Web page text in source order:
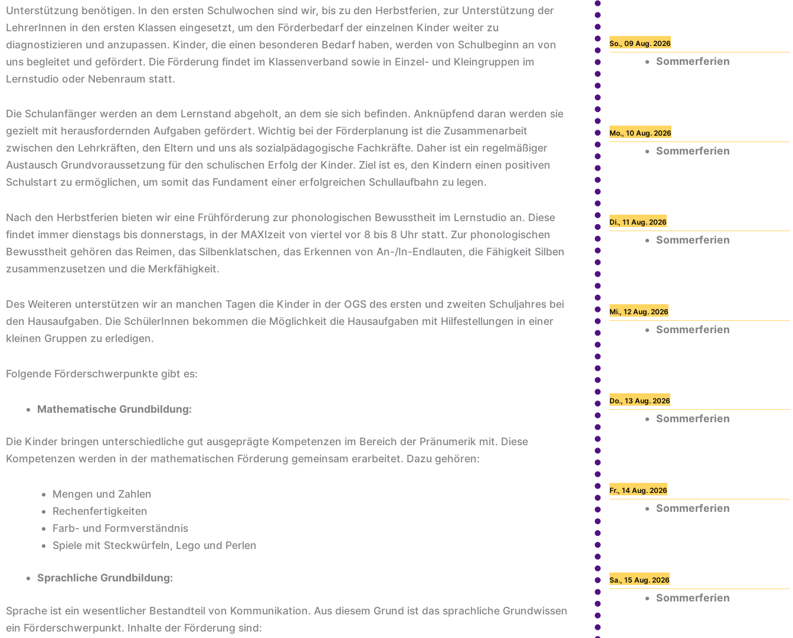
Unterstützung benötigen. In den ersten Schulwochen sind wir, bis zu den Herbstferien, zur Unterstützung der
LehrerInnen in den ersten Klassen eingesetzt, um den Förderbedarf der einzelnen Kinder weiter zu
diagnostizieren und anzupassen. Kinder, die einen besonderen Bedarf haben, werden von Schulbeginn an von
uns begleitet und gefördert. Die Förderung findet im Klassenverband sowie in Einzel- und Kleingruppen im
Lernstudio oder Nebenraum statt.
Die Schulanfänger werden an dem Lernstand abgeholt, an dem sie sich befinden. Anknüpfend daran werden sie
gezielt mit herausfordernden Aufgaben gefördert. Wichtig bei der Förderplanung ist die Zusammenarbeit
zwischen den Lehrkräften, den Eltern und uns als sozialpädagogische Fachkräfte. Daher ist ein regelmäßiger
Austausch Grundvoraussetzung für den schulischen Erfolg der Kinder. Ziel ist es, den Kindern einen positiven
Schulstart zu ermöglichen, um somit das Fundament einer erfolgreichen Schullaufbahn zu legen.
Nach den Herbstferien bieten wir eine Frühförderung zur phonologischen Bewusstheit im Lernstudio an. Diese
findet immer dienstags bis donnerstags, in der MAXIzeit von viertel vor 8 bis 8 Uhr statt. Zur phonologischen
Bewusstheit gehören das Reimen, das Silbenklatschen, das Erkennen von An-/In-Endlauten, die Fähigkeit Silben
zusammenzusetzen und die Merkfähigkeit.
Des Weiteren unterstützen wir an manchen Tagen die Kinder in der OGS des ersten und zweiten Schuljahres bei
den Hausaufgaben. Die SchülerInnen bekommen die Möglichkeit die Hausaufgaben mit Hilfestellungen in einer
kleinen Gruppen zu erledigen.
Folgende Förderschwerpunkte gibt es:
Mathematische Grundbildung:
Die Kinder bringen unterschiedliche gut ausgeprägte Kompetenzen im Bereich der Pränumerik mit. Diese
Kompetenzen werden in der mathematischen Förderung gemeinsam erarbeitet. Dazu gehören:
Mengen und Zahlen
Rechenfertigkeiten
Farb- und Formverständnis
Spiele mit Steckwürfeln, Lego und Perlen
Sprachliche Grundbildung:
Sprache ist ein wesentlicher Bestandteil von Kommunikation. Aus diesem Grund ist das sprachliche Grundwissen
ein Förderschwerpunkt. Inhalte der Förderung sind:
So., 09 Aug. 2026
Sommerferien
Mo., 10 Aug. 2026
Sommerferien
Di., 11 Aug. 2026
Sommerferien
Mi., 12 Aug. 2026
Sommerferien
Do., 13 Aug. 2026
Sommerferien
Fr., 14 Aug. 2026
Sommerferien
Sa., 15 Aug. 2026
Sommerferien